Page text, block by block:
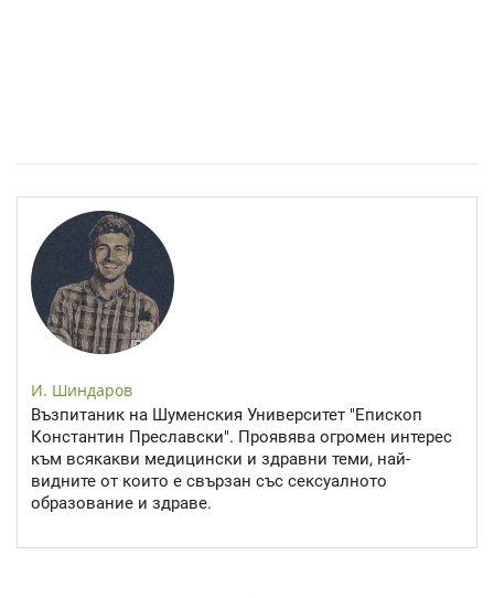
И. Шиндаров
Възпитаник на Шуменския Университет "Епископ
Константин Преславски". Проявява огромен интерес
към всякакви медицински и здравни теми, най-
видните от които е свързан със сексуалното
образование и здраве.